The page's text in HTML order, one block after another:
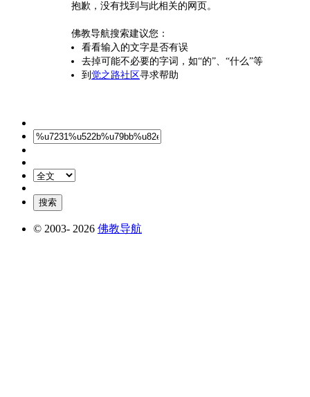
抱歉，没有找到与此相关的网页。
佛教导航搜索建议您：
看看输入的文字是否有误
去掉可能不必要的字词，如“的”、“什么”等
到 觉之路社区寻求帮助
© 2003- 2026 佛教导航